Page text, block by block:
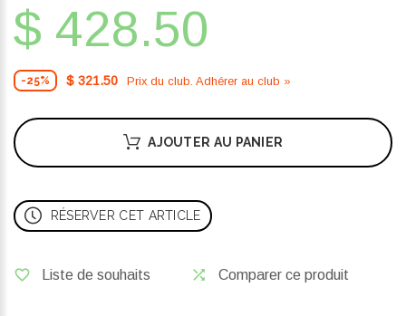
$ 428.50
-25% $ 321.50 Prix ​​du club. Adhérer au club »
AJOUTER AU PANIER
RÉSERVER CET ARTICLE
Liste de souhaits Comparer ce produit